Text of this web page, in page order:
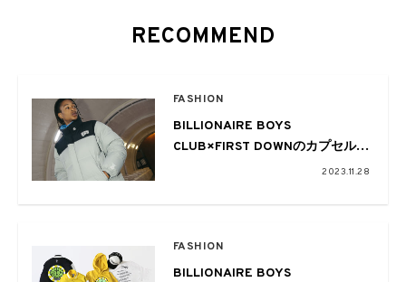
RECOMMEND
FASHION
BILLIONAIRE BOYS
CLUB×FIRST DOWNのカプセルコ
レクションが12月2日よる発売に
2023.11.28
FASHION
BILLIONAIRE BOYS